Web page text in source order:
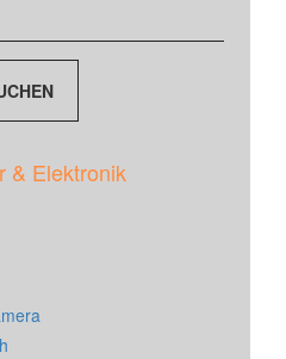
& Elektronik